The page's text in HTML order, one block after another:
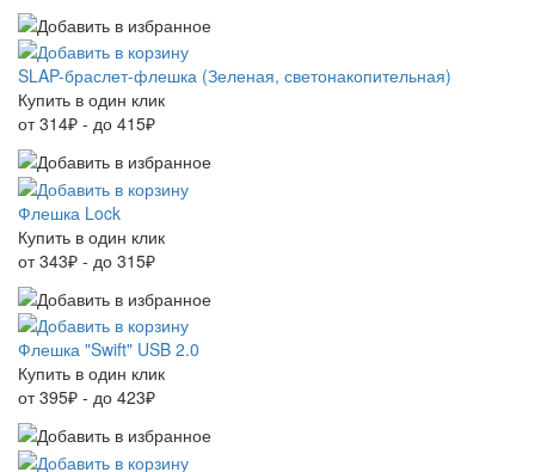
SLAP-браслет-флешка (Зеленая, светонакопительная)
Купить в один клик
от 314₽ - до 415₽
Флешка Lock
Купить в один клик
от 343₽ - до 315₽
Флешка "Swift" USB 2.0
Купить в один клик
от 395₽ - до 423₽